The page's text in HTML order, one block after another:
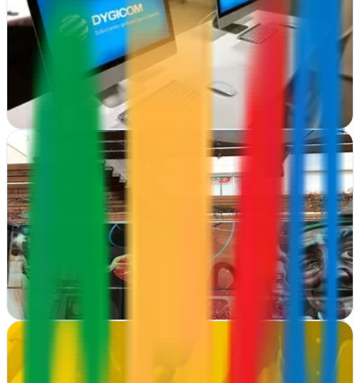
Reus, Tarragona
Diseño web y gráfico en Reus. DYGICOM transforma marcas con
estrategias digitales y webs que convierten. Desde creación visual
hasta marketing online
Ver ficha
FULLWEB COMMUNITY
Reus, Tarragona
Fullweb Community transforma negocios reusences con estrategias
de marketing prácticas y consultorías adaptadas a cada realidad
empresarial
Ver ficha completa
Infomesidees